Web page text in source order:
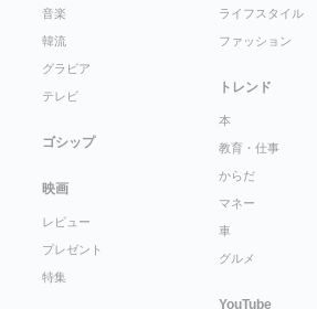
音楽
韓流
グラビア
テレビ
ゴシップ
映画
レビュー
プレゼント
特集
ライフスタイル
ファッション
トレンド
本
教育・仕事
からだ
マネー
車
グルメ
YouTube